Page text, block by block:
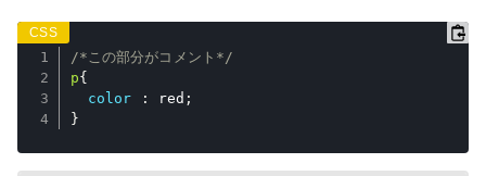
/*この部分がコメント*/
p{
color
: red ;
}